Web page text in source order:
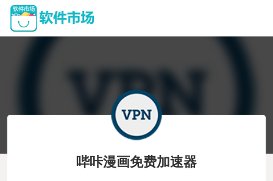
哔咔漫画免费加速器